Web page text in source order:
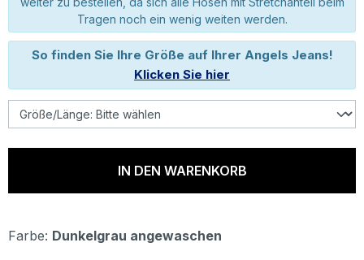
Tragen noch ein wenig weiten werden.
So finden Sie Ihre Größe auf Ihrer Angels Jeans!
Klicken Sie hier
IN DEN WARENKORB
Farbe: Dunkelgrau angewaschen